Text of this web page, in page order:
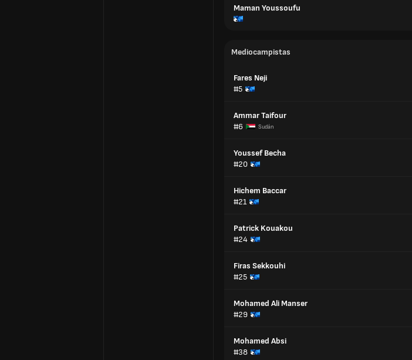
Maman Youssoufu
Mediocampistas
Fares Neji
#5
Ammar Taifour
#6
Sudán
Youssef Becha
#20
Hichem Baccar
#21
Patrick Kouakou
#24
Firas Sekkouhi
#25
Mohamed Ali Manser
#29
Mohamed Absi
#38